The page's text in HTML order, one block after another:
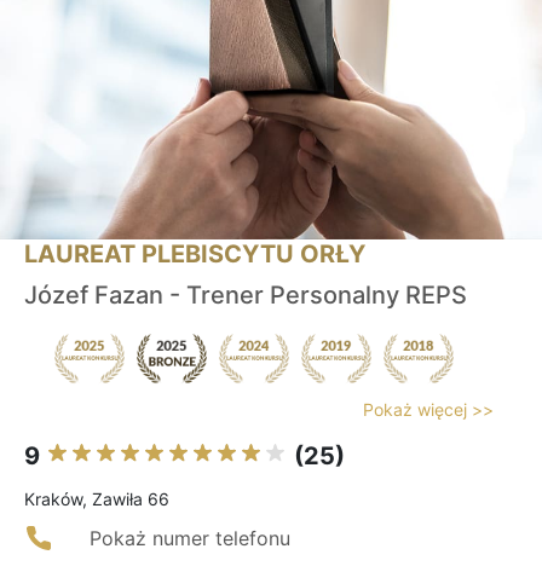
LAUREAT PLEBISCYTU ORŁY
Józef Fazan - Trener Personalny REPS
Pokaż więcej >>
9 (25)
Kraków, Zawiła 66
Pokaż numer telefonu